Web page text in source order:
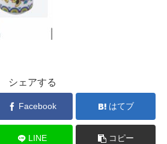
シェアする
Facebook はてブ
LINE コピー